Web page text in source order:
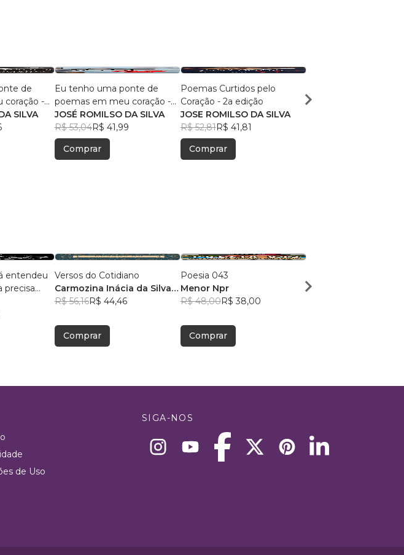
de
coração -
SILVA
Eu tenho uma ponte de
poemas em meu coração -
2ª edição
JOSÉ ROMILSO DA SILVA
R$ 53,04R$ 41,99
Comprar
Poemas Curtidos pelo
Coração - 2a edição
JOSE ROMILSO DA SILVA
R$ 52,81R$ 41,81
Comprar
no Coração
entendeu
precisa
Versos do Cotidiano
Carmozina Inácia da Silva
Rodrigues
R$ 56,16R$ 44,46
Comprar
Poesia 043
Menor Npr
R$ 48,00R$ 38,00
Comprar
Victor Sousa Silva
de Uso
SIGA-NOS